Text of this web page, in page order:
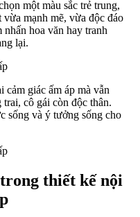
một màu sắc trẻ trung,
mạnh mẽ, vừa độc đáo
hoa văn hay tranh
lại.
cảm giác ấm áp mà vẫn
cô gái còn độc thân.
sống và ý tưởng sống cho
thiết kế nội